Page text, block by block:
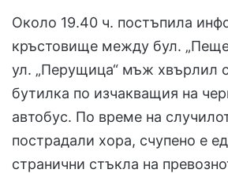
Около 19.40 ч. постъпила
кръстовище между бул.
ул. „Перущица“ мъж хвърлил
бутилка по изчакващия на
автобус. По време на
пострадали хора, счупено е
странични стъкла на